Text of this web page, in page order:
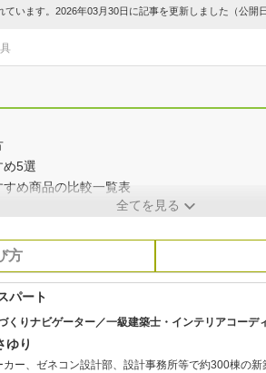
います。2026年03月30日に記事を更新しました（公開
め5選
すめ商品の比較一覧表
全てを見る
方
パート
くりナビゲーター／一級建築士・インテリアコーデ
ゆり
カー、ゼネコン設計部、設計事務所等で約300棟の